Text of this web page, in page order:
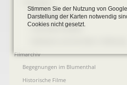
Totenzettel Bürger
Totenzettel Soldaten
Filmarchiv
Begegnungen im Blumenthal
Historische Filme
Stimmen Sie der Nutzung von
Darstellung der Karten notwendig
Cookies nicht gesetzt.